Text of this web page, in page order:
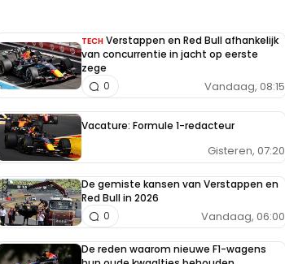
TECH Verstappen en Red Bull afhankelijk
van concurrentie in jacht op eerste
zege
Vandaag, 08:15
0
Vacature: Formule 1-redacteur
Gisteren, 07:20
De gemiste kansen van Verstappen en
Red Bull in 2026
Vandaag, 06:00
0
De reden waarom nieuwe F1-wagens